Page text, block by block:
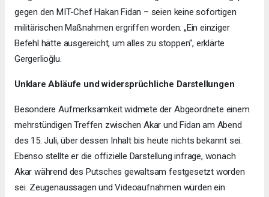
gegen den MIT-Chef Hakan Fidan – seien keine sofortigen
militärischen Maßnahmen ergriffen worden. „Ein einziger
Befehl hätte ausgereicht, um alles zu stoppen“, erklärte
Gergerlioğlu.
Unklare Abläufe und widersprüchliche Darstellungen
Besondere Aufmerksamkeit widmete der Abgeordnete einem
mehrstündigen Treffen zwischen Akar und Fidan am Abend
des 15. Juli, über dessen Inhalt bis heute nichts bekannt sei.
Ebenso stellte er die offizielle Darstellung infrage, wonach
Akar während des Putsches gewaltsam festgesetzt worden
sei. Zeugenaussagen und Videoaufnahmen würden ein